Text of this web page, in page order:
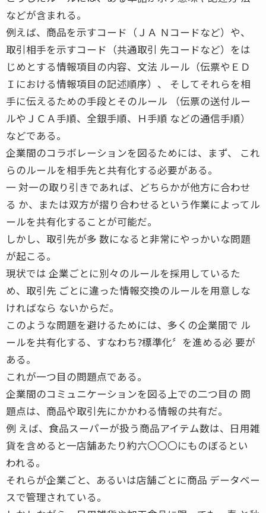
などが含まれる。
例えば、商品を示すコード（ＪＡ Ｎコードなど）や、
取引相手を示すコード（共通取引 先コードなど）をは
じめとする情報項目の内容、文法 ルール（伝票やＥＤ
Ｉにおける情報項目の記述順序）、 そしてそれらを相
手に伝えるための手段とそのルール （伝票の送付ルー
ルやＪＣＡ手順、全銀手順、Ｈ手順 などの通信手順）
などである。
企業間のコラボレーションを図るためには、まず、 これ
らのルールを相手先と共有化する必要がある。
一 対一の取り引きであれば、どちらかが他方に合わせ
る か、または双方が摺り合わせるという作業によってル
ールを共有化することが可能だ。
しかし、取引先が多 数になると非常にやっかいな問題
が起こる。
現状では 企業ごとに別々のルールを採用しているた
め、取引先 ごとに違った情報交換のルールを用意しな
ければなら ないからだ。
このような問題を避けるためには、多くの企業間で ル
ールを共有化する、すなわち?標準化〞を進める必 要が
ある。
これが一つ目の問題点である。
企業間のコミュニケーションを図る上での二つ目の 問
題点は、商品や取引先にかかわる情報の共有だ。
例 えば、食品スーパーが扱う商品アイテム数は、日用雑
貨を含めると一店舗あたり約六〇〇〇にものぼるとい
われる。
それらが企業ごと、あるいは店舗ごとに商品 データベー
スで管理されている。